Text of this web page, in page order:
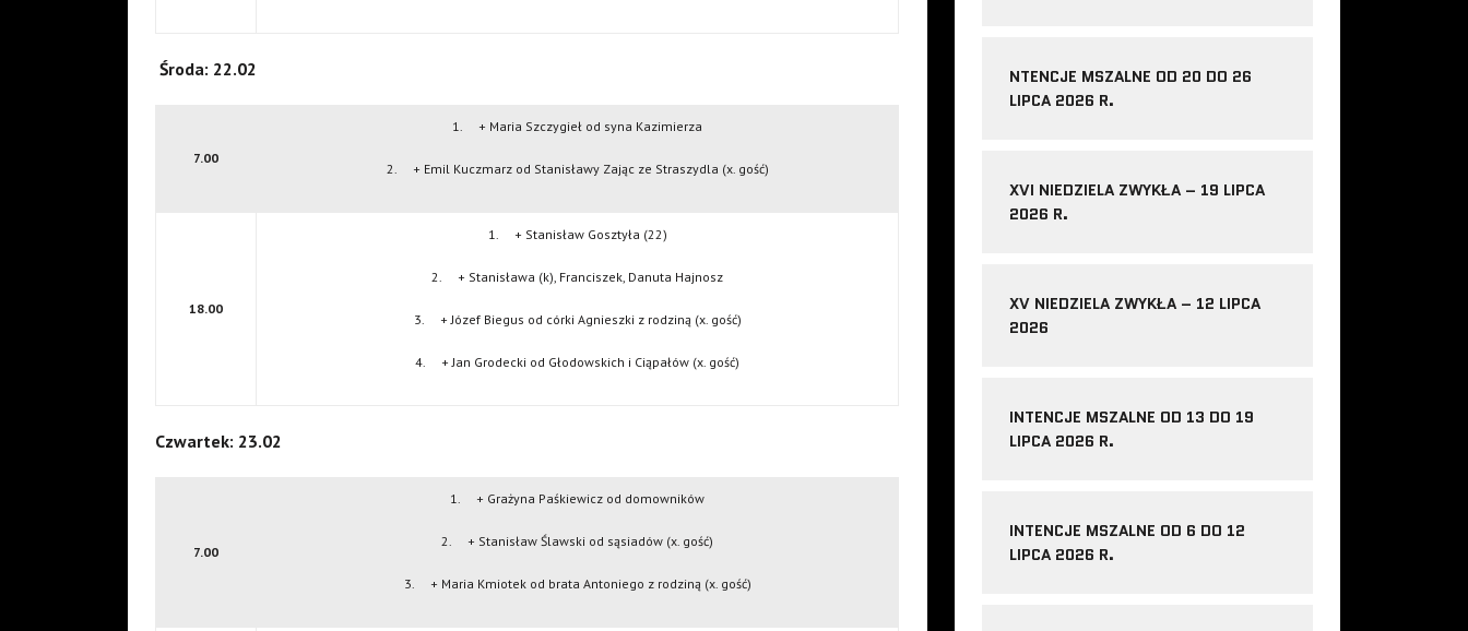
Środa: 22.02
7.00
1. + Maria Szczygieł od syna Kazimierza
2. + Emil Kuczmarz od Stanisławy Zając ze Straszydla (x. gość)
18.00
1. + Stanisław Gosztyła (22)
2. + Stanisława (k), Franciszek, Danuta Hajnosz
3. + Józef Biegus od córki Agnieszki z rodziną (x. gość)
4. + Jan Grodecki od Głodowskich i Ciąpałów (x. gość)
Czwartek: 23.02
7.00
1. + Grażyna Paśkiewicz od domowników
2. + Stanisław Ślawski od sąsiadów (x. gość)
3. + Maria Kmiotek od brata Antoniego z rodziną (x. gość)
NTENCJE MSZALNE OD 20 DO 26
LIPCA 2026 R.
XVI NIEDZIELA ZWYKŁA – 19 LIPCA
2026 R.
XV NIEDZIELA ZWYKŁA – 12 LIPCA
2026
INTENCJE MSZALNE OD 13 DO 19
LIPCA 2026 R.
INTENCJE MSZALNE OD 6 DO 12
LIPCA 2026 R.